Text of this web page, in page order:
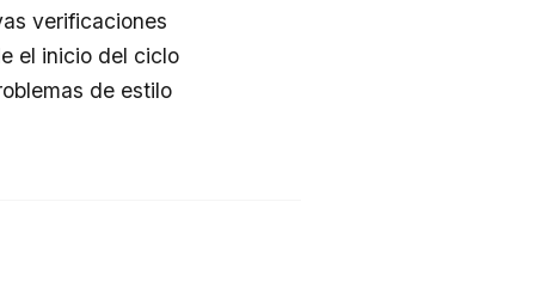
verificaciones
el inicio del ciclo
de estilo